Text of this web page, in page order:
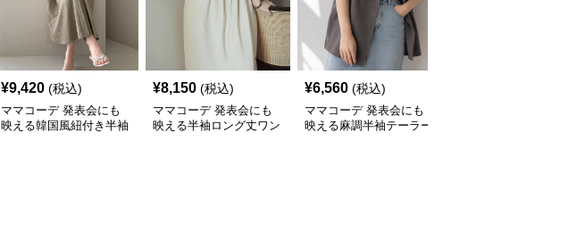
¥9,420 (税込)
ママコーデ 発表会にも
映える韓国風紐付き半袖
¥8,150 (税込)
ママコーデ 発表会にも
映える半袖ロング丈ワン
¥6,560 (税込)
ママコーデ 発表会にも
映える麻調半袖テーラー